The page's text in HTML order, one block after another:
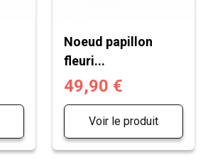
Noeud papillon
fleuri...
49,90 €
Voir le produit